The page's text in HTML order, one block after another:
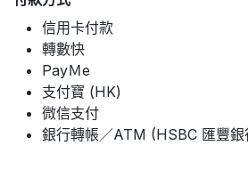
信用卡付款
轉數快
PayＭe
支付寶 (HK)
微信支付
銀行轉帳／ATM (HSBC 匯豐銀